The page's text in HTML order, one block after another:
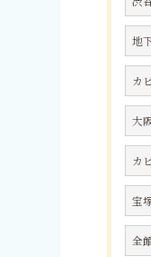
地
カ
大
カ
宝
全